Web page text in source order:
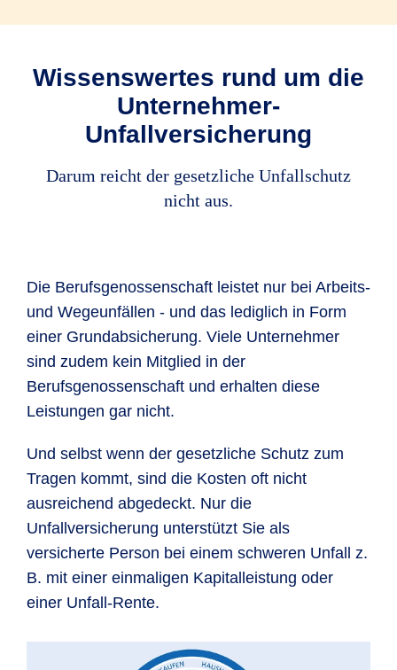
Wissenswertes rund um die
Unternehmer-
Unfallversicherung
Darum reicht der gesetzliche Unfallschutz
nicht aus.
Die Berufsgenossenschaft leistet nur bei Arbeits-
und Wegeunfällen - und das lediglich in Form
einer Grundabsicherung. Viele Unternehmer
sind zudem kein Mitglied in der
Berufsgenossenschaft und erhalten diese
Leistungen gar nicht.
Und selbst wenn der gesetzliche Schutz zum
Tragen kommt, sind die Kosten oft nicht
ausreichend abgedeckt. Nur die
Unfallversicherung unterstützt Sie als
versicherte Person bei einem schweren Unfall z.
B. mit einer einmaligen Kapitalleistung oder
einer Unfall-Rente.